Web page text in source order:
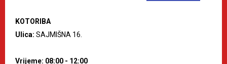
KOTORIBA
Ulica: SAJMIŠNA 16.
Vrijeme: 08:00 - 12:00